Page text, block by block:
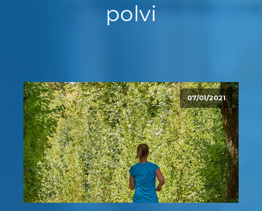
polvi
07/01/2021